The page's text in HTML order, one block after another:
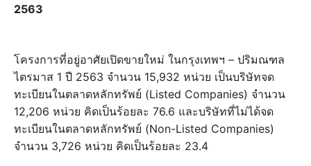
2563
โครงการที่อยู่อาศัยเปิดขายใหม่ ในกรุงเทพฯ – ปริมณฑล
ไตรมาส 1 ปี 2563 จำนวน 15,932 หน่วย เป็นบริษัทจด
ทะเบียนในตลาดหลักทรัพย์ (Listed Companies) จำนวน
12,206 หน่วย คิดเป็นร้อยละ 76.6 และบริษัทที่ไม่ได้จด
ทะเบียนในตลาดหลักทรัพย์ (Non-Listed Companies)
จำนวน 3,726 หน่วย คิดเป็นร้อยละ 23.4